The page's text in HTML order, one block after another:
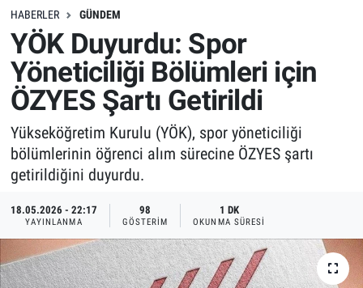
HABERLER GÜNDEM
YÖK Duyurdu: Spor
Yöneticiliği Bölümleri için
ÖZYES Şartı Getirildi
Yükseköğretim Kurulu (YÖK), spor yöneticiliği
bölümlerinin öğrenci alım sürecine ÖZYES şartı
getirildiğini duyurdu.
18.05.2026 - 22:17
YAYINLANMA
98
GÖSTERIM
1 DK
OKUNMA SÜRESI